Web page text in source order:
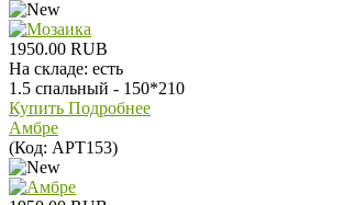
1950.00 RUB
На складе: есть
1.5 спальный - 150*210
Купить Подробнее
Амбре
(Код: АРТ153)